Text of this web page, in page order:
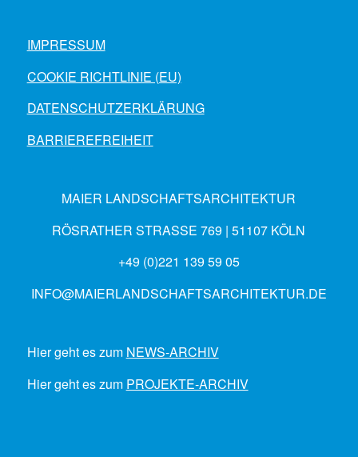
IMPRESSUM
COOKIE RICHTLINIE (EU)
DATENSCHUTZERKLÄRUNG
BARRIEREFREIHEIT
MAIER LANDSCHAFTSARCHITEKTUR
RÖSRATHER STRASSE 769 | 51107 KÖLN
+49 (0)221 139 59 05
INFO@MAIERLANDSCHAFTSARCHITEKTUR.DE
Hier geht es zum NEWS-ARCHIV
Hier geht es zum PROJEKTE-ARCHIV